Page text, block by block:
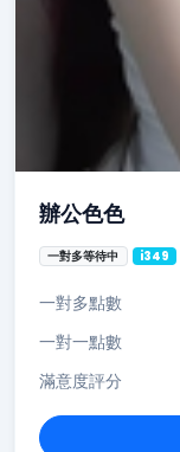
辦公色色
一對多等待中 i349
一對多點數
一對一點數
滿意度評分